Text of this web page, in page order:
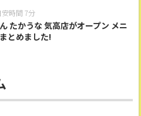
安時間 7分
たかうな 気高店がオープン メニ
とめました!